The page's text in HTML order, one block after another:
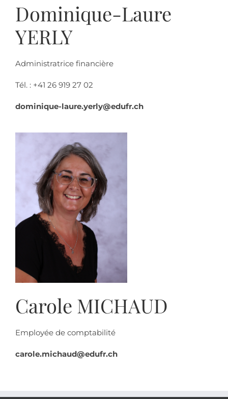
Dominique-Laure
YERLY
Administratrice financière
Tél. : +41 26 919 27 02
dominique-laure.yerly@edufr.ch
Carole MICHAUD
Employée de comptabilité
carole.michaud@edufr.ch